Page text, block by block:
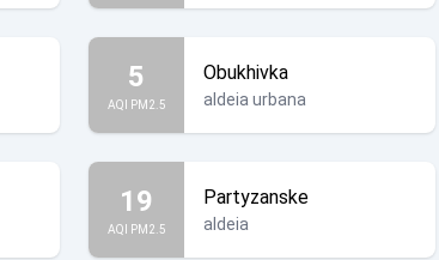
5
AQI PM2.5
Obukhivka
aldeia urbana
19
AQI PM2.5
Partyzanske
aldeia